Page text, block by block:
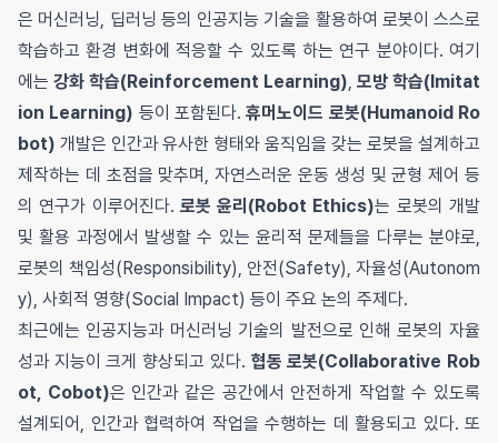
은 머신러닝, 딥러닝 등의 인공지능 기술을 활용하여 로봇이 스스로
학습하고 환경 변화에 적응할 수 있도록 하는 연구 분야이다. 여기
에는 강화 학습(Reinforcement Learning), 모방 학습(Imitat
ion Learning) 등이 포함된다.휴머노이드 로봇(Humanoid Ro
bot) 개발은 인간과 유사한 형태와 움직임을 갖는 로봇을 설계하고
제작하는 데 초점을 맞추며, 자연스러운 운동 생성 및 균형 제어 등
의 연구가 이루어진다. 로봇 윤리(Robot Ethics)는 로봇의 개발
및 활용 과정에서 발생할 수 있는 윤리적 문제들을 다루는 분야로,
로봇의 책임성(Responsibility), 안전(Safety), 자율성(Autonom
y), 사회적 영향(Social Impact) 등이 주요 논의 주제다.
최근에는 인공지능과 머신러닝 기술의 발전으로 인해 로봇의 자율
성과 지능이 크게 향상되고 있다. 협동 로봇(Collaborative Rob
ot, Cobot)은 인간과 같은 공간에서 안전하게 작업할 수 있도록
설계되어, 인간과 협력하여 작업을 수행하는 데 활용되고 있다. 또